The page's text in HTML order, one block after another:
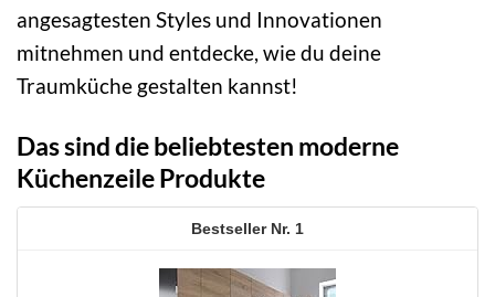
angesagtesten Styles und Innovationen
mitnehmen und entdecke, wie du deine
Traumküche gestalten kannst!
Das sind die beliebtesten moderne
Küchenzeile Produkte
1